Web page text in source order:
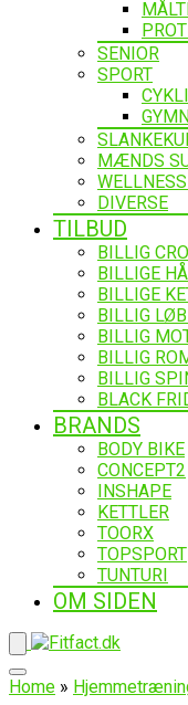
SENIOR
SPORT
MÆNDS
DIVERSE
TILBUD
BILLIG
BILLIGE
BILLIGE
BILLIG
BILLIG
BILLIG
BILLIG
BLACK
BRANDS
BODY BIKE
CONCEPT2
INSHAPE
KETTLER
TOORX
TOPSPORT
TUNTURI
OM SIDEN
Home »